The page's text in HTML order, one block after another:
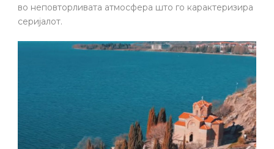
во неповторливата атмосфера што го карактеризира
серијалот.